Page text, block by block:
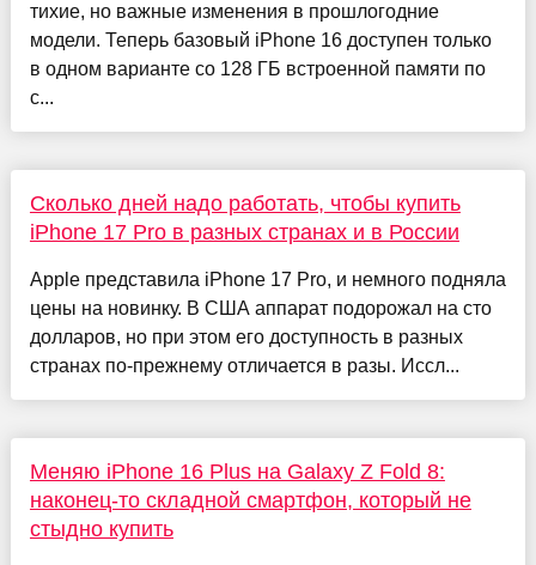
тихие, но важные изменения в прошлогодние
модели. Теперь базовый iPhone 16 доступен только
в одном варианте со 128 ГБ встроенной памяти по
с...
Сколько дней надо работать, чтобы купить
iPhone 17 Pro в разных странах и в России
Apple представила iPhone 17 Pro, и немного подняла
цены на новинку. В США аппарат подорожал на сто
долларов, но при этом его доступность в разных
странах по-прежнему отличается в разы. Иссл...
Меняю iPhone 16 Plus на Galaxy Z Fold 8:
наконец-то складной смартфон, который не
стыдно купить